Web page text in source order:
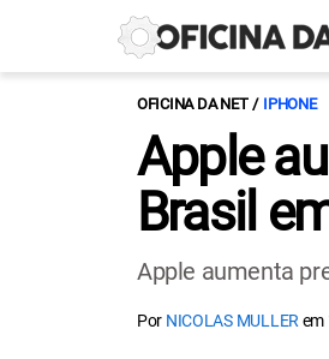
OFICINA DA NET IPHONE
Apple
Brasil
Apple aumenta
Por NICOLAS MULLER em